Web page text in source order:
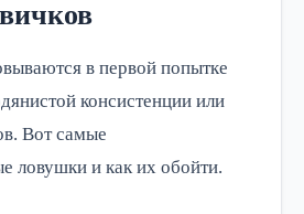
в первой попытке
консистенции или
Вот самые
ловушки и как их обойти.